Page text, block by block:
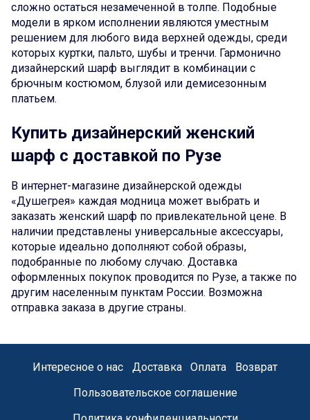
сложно остаться незамеченной в толпе. Подобные
модели в ярком исполнении являются уместным
решением для любого вида верхней одежды, среди
которых куртки, пальто, шубы и тренчи. Гармонично
дизайнерский шарф выглядит в комбинации с
брючным костюмом, блузой или демисезонным
платьем.
Купить дизайнерский женский
шарф с доставкой по Рузе
В интернет-магазине дизайнерской одежды
«Душегрея» каждая модница может выбрать и
заказать женский шарф по привлекательной цене. В
наличии представлены универсальные аксессуары,
которые идеально дополняют собой образы,
подобранные по любому случаю. Доставка
оформленных покупок проводится по Рузе, а также по
другим населенным пунктам России. Возможна
отправка заказа в другие страны.
Интересное о нас Доставка Оплата
Возврат
Пользовательское соглашение